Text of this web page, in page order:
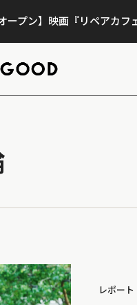
ープン】映画『リペアカ
レポート